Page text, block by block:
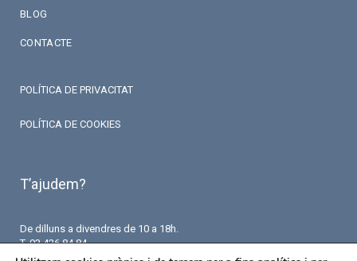
BLOG
CONTACTE
POLÍTICA DE PRIVACITAT
POLÍTICA DE COOKIES
T’ajudem?
De dilluns a divendres de 10 a 18h.
T. 93 426 84 84
F. 93 426 18 87